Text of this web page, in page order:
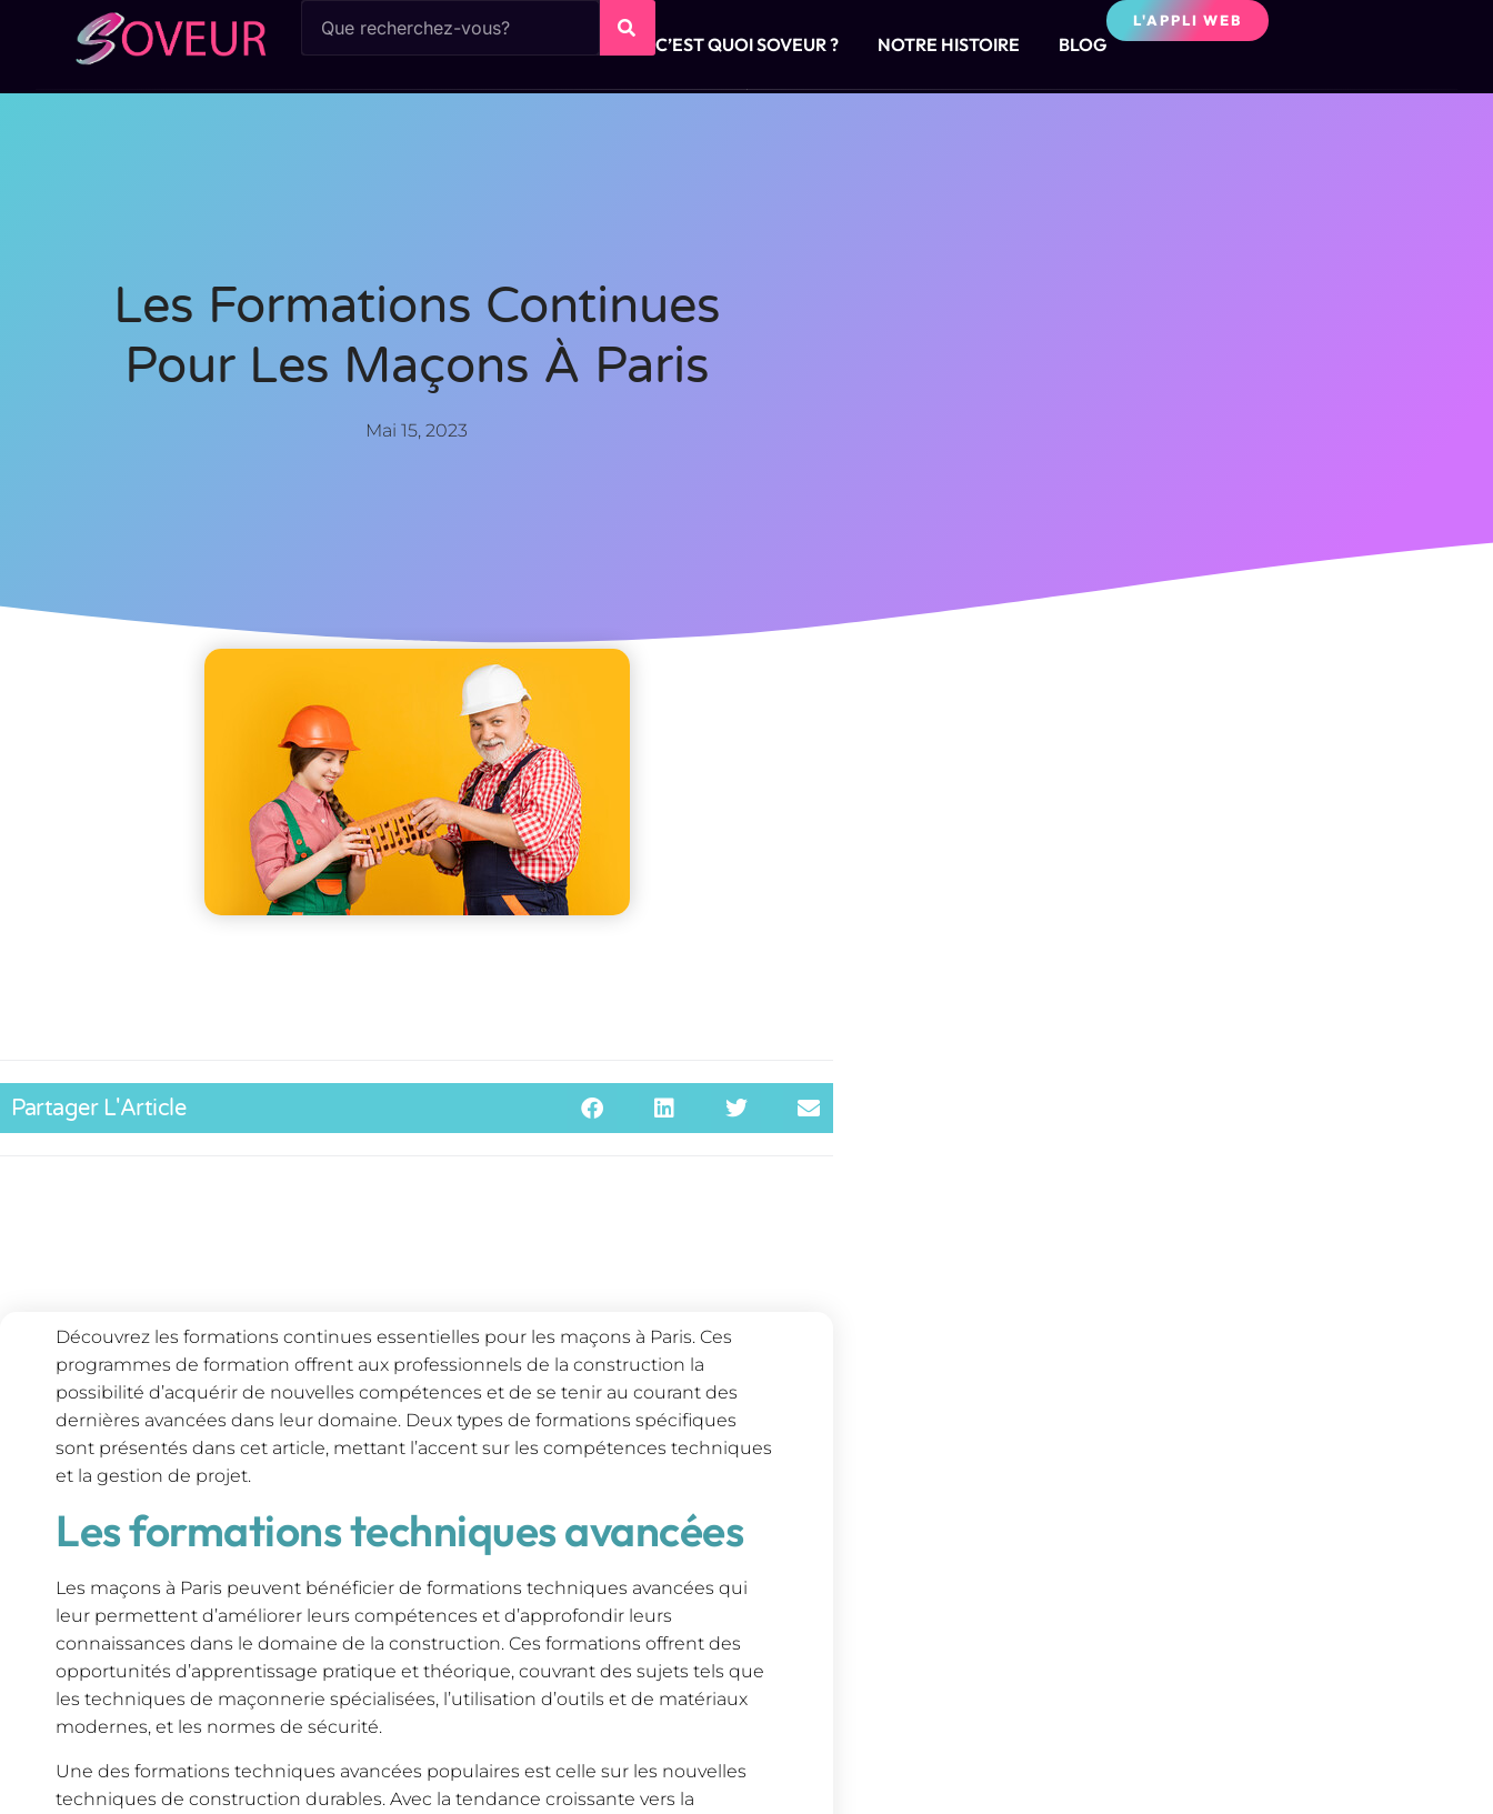
C’EST QUOI SOVEUR ? NOTRE HISTOIRE BLOG
L'APPLI WEB
Les Formations Continues
Pour Les Maçons À Paris
Mai 15, 2023
Partager L'Article
Découvrez les formations continues essentielles pour les maçons à Paris. Ces
programmes de formation offrent aux professionnels de la construction la
possibilité d’acquérir de nouvelles compétences et de se tenir au courant des
dernières avancées dans leur domaine. Deux types de formations spécifiques
sont présentés dans cet article, mettant l’accent sur les compétences techniques
et la gestion de projet.
Les formations techniques avancées
Les maçons à Paris peuvent bénéficier de formations techniques avancées qui
leur permettent d’améliorer leurs compétences et d’approfondir leurs
connaissances dans le domaine de la construction. Ces formations offrent des
opportunités d’apprentissage pratique et théorique, couvrant des sujets tels que
les techniques de maçonnerie spécialisées, l’utilisation d’outils et de matériaux
modernes, et les normes de sécurité.
Une des formations techniques avancées populaires est celle sur les nouvelles
techniques de construction durables. Avec la tendance croissante vers la